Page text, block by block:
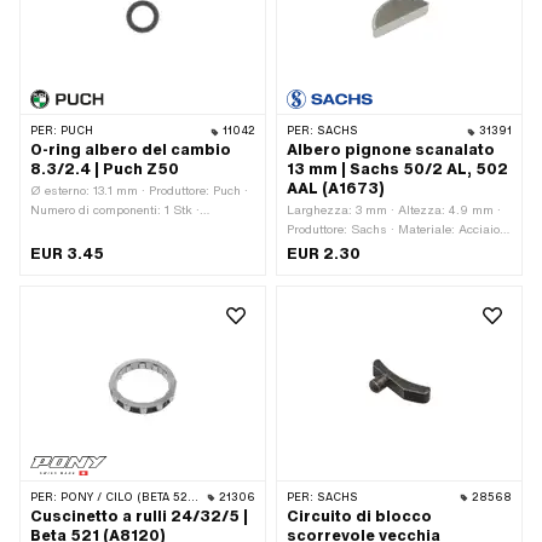
PER: PUCH 11042
O-ring albero del cambio
8.3/2.4 | Puch Z50
Ø esterno: 13.1 mm · Produttore: Puch ·
Numero di componenti: 1 Stk ·
Albero del cambio · Colore: nero · Ø
EUR 3.45
PER: SACHS 31391
Albero pignone scanalato
13 mm | Sachs 50/2 AL, 502
AAL (A1673)
Larghezza: 3 mm · Altezza: 4.9 mm ·
Produttore: Sachs · Materiale: Acciaio ·
Lunghezza totale: 12.1 mm · Numero
EUR 2.30
PER: PONY / CILO (BETA 521 E 512) 21306
Cuscinetto a rulli 24/32/5 |
Beta 521 (A8120)
PER: SACHS 28568
Circuito di blocco
scorrevole vecchia